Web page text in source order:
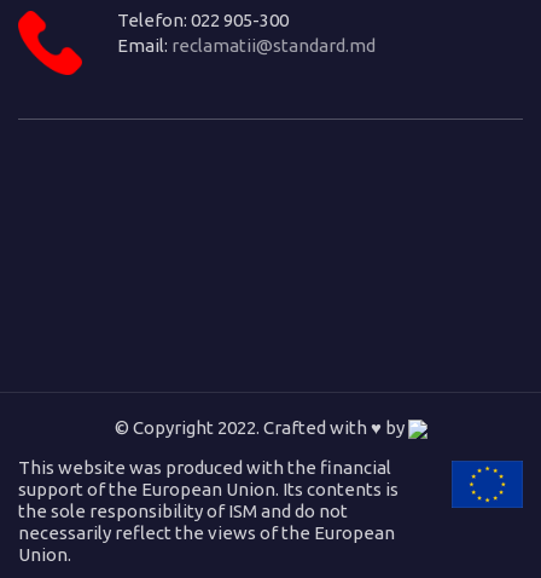
Telefon: 022 905-300
Email: reclamatii@standard.md
© Copyright 2022. Crafted with ♥ by
This website was produced with the financial
support of the European Union. Its contents is
the sole responsibility of ISM and do not
necessarily reflect the views of the European
Union.